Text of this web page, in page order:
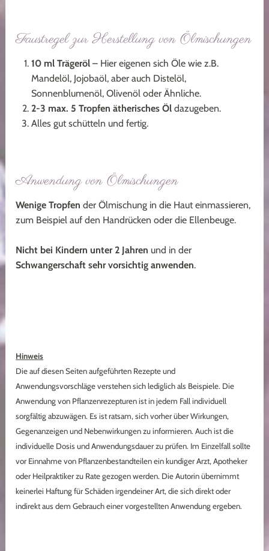
Faustregel zur Herstellung von Ölmischungen
10 ml Trägeröl– Hier eigenen sich Öle wie z.B.
Mandelöl, Jojobaöl, aber auch Distelöl,
Sonnenblumenöl, Olivenöl oder Ähnliche.
2-3 max. 5 Tropfen ätherisches Öldazugeben.
Alles gut schütteln und fertig.
Anwendung von Ölmischungen
Wenige Tropfen der Ölmischung in die Haut einmassieren,
zum Beispiel auf den Handrücken oder die Ellenbeuge.
Nicht bei Kindern unter 2 Jahren und in der
Schwangerschaft sehr vorsichtig anwenden.
Hinweis
Die auf diesen Seiten aufgeführten Rezepte und
Anwendungsvorschläge verstehen sich lediglich als Beispiele. Die
Anwendung von Pflanzenrezepturen ist in jedem Fall individuell
sorgfältig abzuwägen. Es ist ratsam, sich vorher über Wirkungen,
Gegenanzeigen und Nebenwirkungen zu informieren. Auch ist die
individuelle Dosis und Anwendungsdauer zu prüfen. Im Einzelfall sollte
vor Einnahme von Pflanzenbestandteilen ein kundiger Arzt, Apotheker
oder Heilpraktiker zu Rate gezogen werden. Die Autorin übernimmt
keinerlei Haftung für Schäden irgendeiner Art, die sich direkt oder
indirekt aus dem Gebrauch einer vorgestellten Anwendung ergeben.